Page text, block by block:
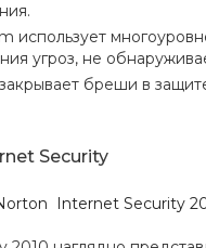
использует
угроз, не
бреши в
Security
Internet Security